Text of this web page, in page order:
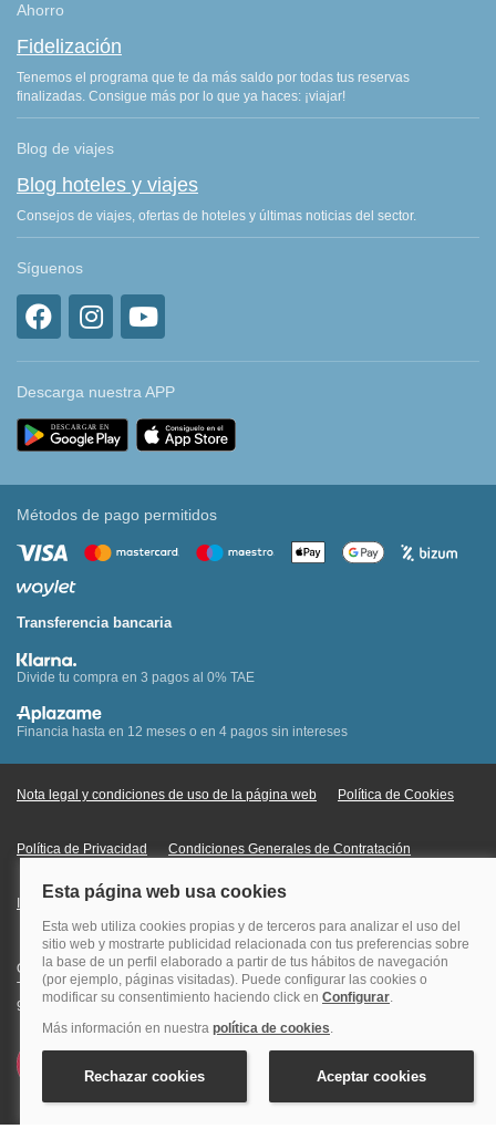
Ahorro
Fidelización
Tenemos el programa que te da más saldo por todas tus reservas
finalizadas. Consigue más por lo que ya haces: ¡viajar!
Blog de viajes
Blog hoteles y viajes
Consejos de viajes, ofertas de hoteles y últimas noticias del sector.
Síguenos
Descarga nuestra APP
Métodos de pago permitidos
Transferencia bancaria
Divide tu compra en 3 pagos al 0% TAE
Financia hasta en 12 meses o en 4 pagos sin intereses
Nota legal y condiciones de uso de la página web Política de Cookies
Política de Privacidad Condiciones Generales de Contratación
Información Legal sobre Mercados en Línea
Quehoteles.com - Especialistas en hoteles © Copyright Veturis Travel S.A.
Todos los derechos reservados. Autorización nº I-AV0000879.4 Tel: +34
915759999